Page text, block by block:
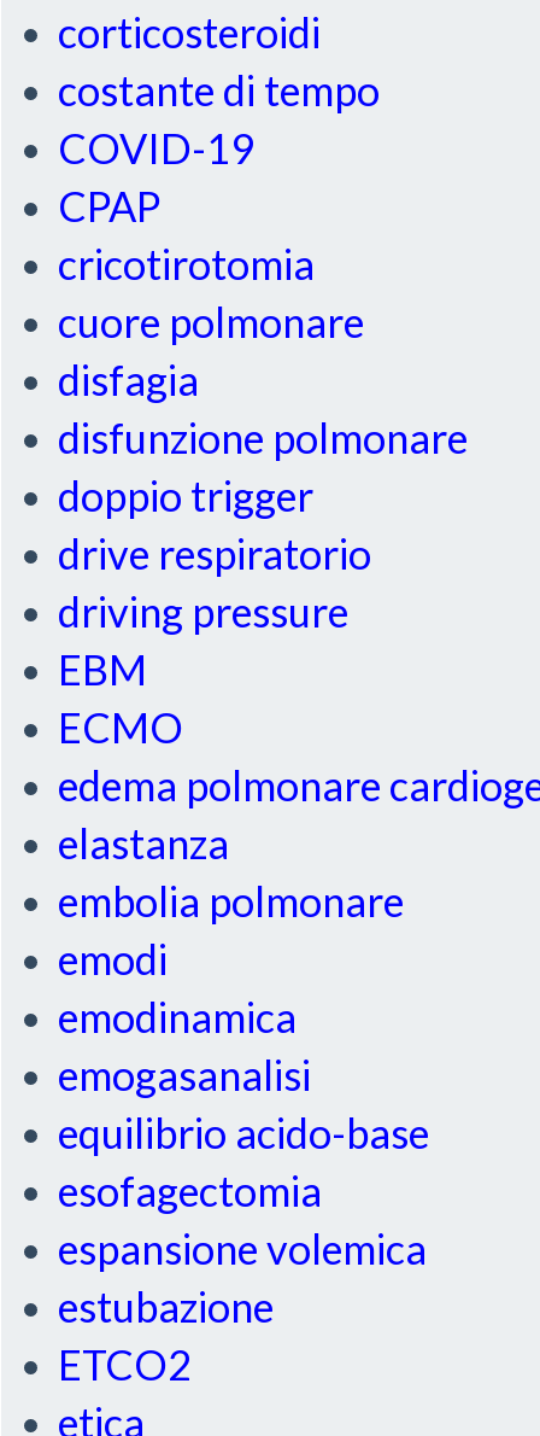
corticosteroidi
costante di tempo
COVID-19
CPAP
cricotirotomia
cuore polmonare
disfagia
disfunzione polmonare
doppio trigger
drive respiratorio
driving pressure
EBM
ECMO
edema polmonare
elastanza
embolia polmonare
emodi
emodinamica
emogasanalisi
equilibrio acido-base
esofagectomia
espansione volemica
estubazione
ETCO2
etica